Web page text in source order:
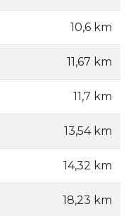
10,6 km
11,67 km
11,7 km
13,54 km
14,32 km
18,23 km